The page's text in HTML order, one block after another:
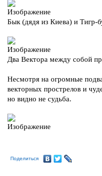
Бык (дядя из Киева) и Тигр-
Два Вектора между собой
Несмотря на огромные
векторных прострелов и
но видно не судьба.
Поделиться